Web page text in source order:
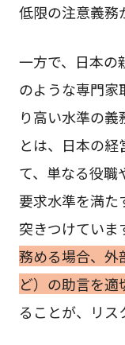
低限の注意義務
一方で、日本の
のような専門家
り高い水準の義
とは、日本の
て、単なる役職
要求水準を満た
突きつけていま
務める場合、外
ど）の助言を
ることが、リス